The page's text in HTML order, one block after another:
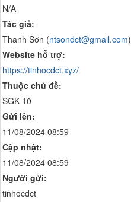
N/A
Tác giả:
Thanh Sơn (ntsondct@gmail.com)
Website hỗ trợ:
https://tinhocdct.xyz/
Thuộc chủ đề:
SGK 10
Gửi lên:
11/08/2024 08:59
Cập nhật:
11/08/2024 08:59
Người gửi:
tinhocdct